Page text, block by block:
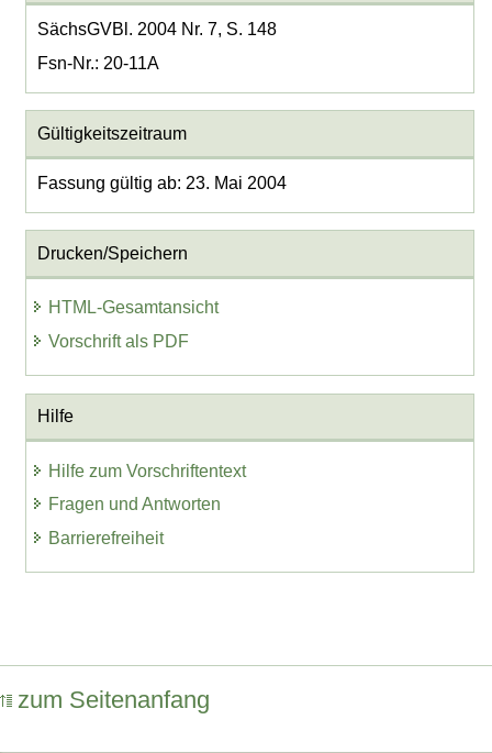
SächsGVBl. 2004 Nr. 7, S. 148
Fsn-Nr.: 20-11A
Gültigkeitszeitraum
Fassung gültig ab: 23. Mai 2004
Drucken/Speichern
HTML-Gesamtansicht
Vorschrift als PDF
Hilfe
Hilfe zum Vorschriftentext
Fragen und Antworten
Barrierefreiheit
zum Seitenanfang